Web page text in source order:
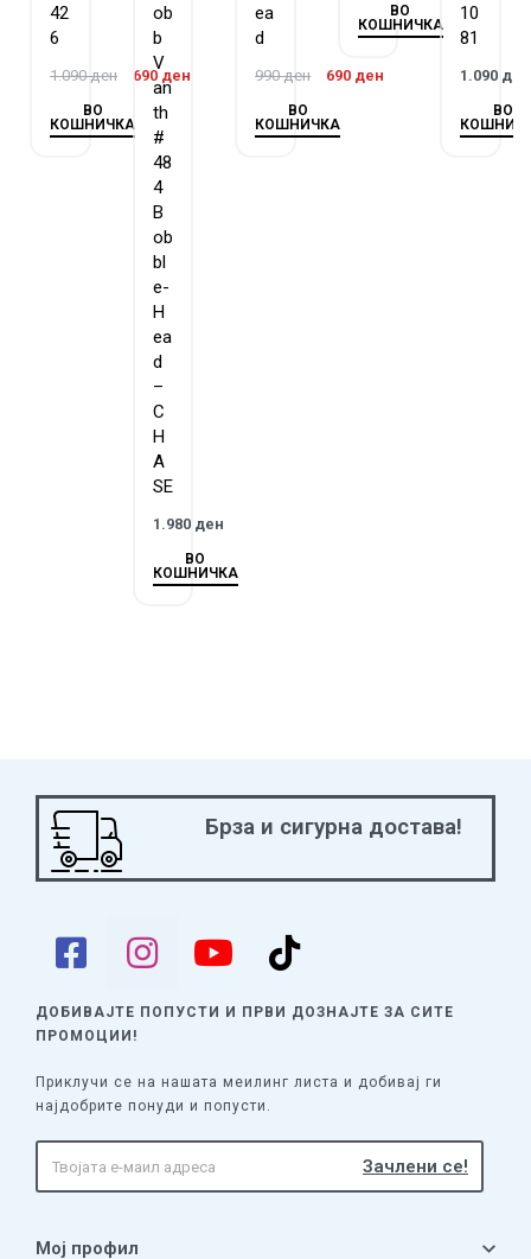
42
6
1.090ден 690 ден
ВО
КОШНИЧКА
ob
b
V
an
th
#
48
4
B
ob
bl
e-
H
ea
d
–
C
H
A
SE
1.980 ден
ВО
КОШНИЧКА
ea
d
990ден 690 ден
ВО
КОШНИЧКА
ВО
КОШНИЧКА
10
81
1.090 ден
ВО
Брза и сигурна достава!
ДОБИВАЈТЕ ПОПУСТИ И ПРВИ ДОЗНАЈТЕ ЗА СИТЕ
ПРОМОЦИИ!
Приклучи се на нашата меилинг листа и добивај ги
најдобрите понуди и попусти.
Мој профил